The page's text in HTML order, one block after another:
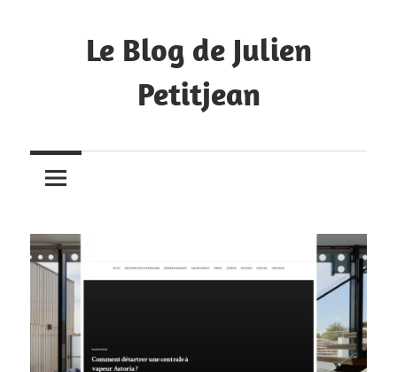
Le Blog de Julien
Petitjean
créations
récentes